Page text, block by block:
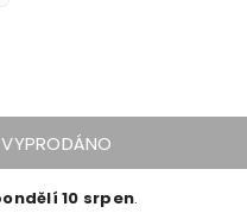
VYPRODÁNO
10 srpen.